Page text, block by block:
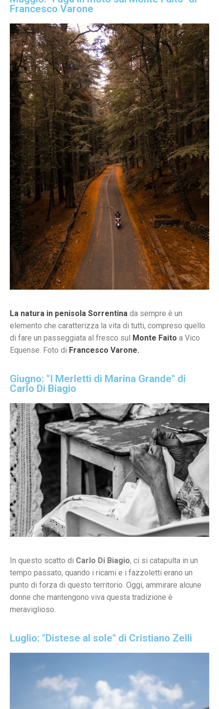
Francesco Varone
La natura in penisola Sorrentina da sempre è un
elemento che caratterizza la vita di tutti, compreso quello
di fare un passeggiata al fresco sul Monte Faito a Vico
Equense. Foto di Francesco Varone.
Giugno: "I Merletti di Marina Grande" di
Carlo Di Biagio
In questo scatto di Carlo Di Biagio, ci si catapulta in un
tempo passato, quando i ricami e i fazzoletti erano un
punto di forza di questo territorio. Oggi, ammirare alcune
donne che mantengono viva questa tradizione è
meraviglioso.
Luglio: "Distese al sole" di Cristiano Zelli